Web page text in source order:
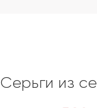
Серьги из